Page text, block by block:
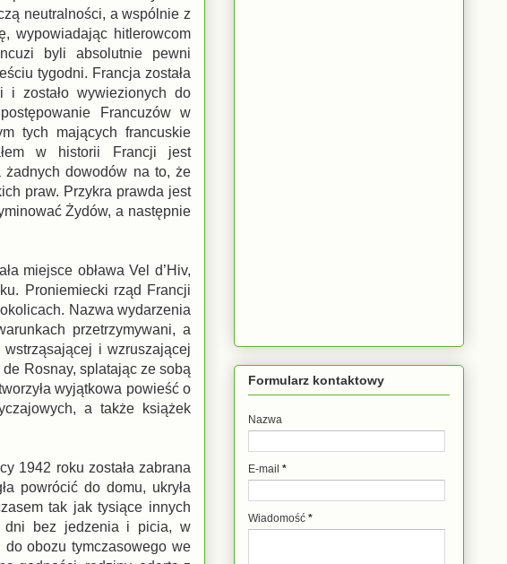
neutralności, a wspólnie z
wypowiadając hitlerowcom
byli absolutnie pewni
tygodni. Francja została
i zostało wywiezionych do
Francuzów w
tych mających francuskie
w historii Francji jest
żadnych dowodów na to, że
praw. Przykra prawda jest
Żydów, a następnie
miejsce obława Vel d’Hiv,
Proniemiecki rząd Francji
Nazwa wydarzenia
przetrzymywani, a
i wzruszającej
Rosnay, splatając ze sobą
wyjątkowa powieść o
a także książek
1942 roku została zabrana
powrócić do domu, ukryła
tak jak tysiące innych
dni bez jedzenia i picia, w
do obozu tymczasowego we
Formularz kontaktowy
Nazwa
E-mail *
Wiadomość *